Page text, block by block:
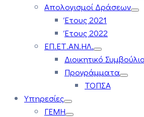
Απολογισμοί Δράσεων
Έτους 2021
Έτους 2022
ΕΠ.ΕΤ.ΑΝ.ΗΛ.
Διοικητικό
Προγράμματα
ΤΟΠΣΑ
Υπηρεσίες
ΓΕΜΗ